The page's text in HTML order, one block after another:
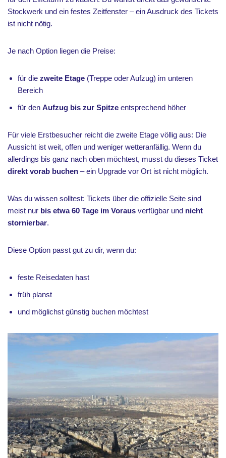
Stockwerk und ein festes Zeitfenster – ein Ausdruck des Tickets
ist nicht nötig.
Je nach Option liegen die Preise:
für die zweite Etage (Treppe oder Aufzug) im unteren
Bereich
für den Aufzug bis zur Spitze entsprechend höher
Für viele Erstbesucher reicht die zweite Etage völlig aus: Die
Aussicht ist weit, offen und weniger wetteranfällig. Wenn du
allerdings bis ganz nach oben möchtest, musst du dieses Ticket
direkt vorab buchen – ein Upgrade vor Ort ist nicht möglich.
Was du wissen solltest: Tickets über die offizielle Seite sind
meist nur bis etwa 60 Tage im Voraus verfügbar und nicht
stornierbar.
Diese Option passt gut zu dir, wenn du:
feste Reisedaten hast
früh planst
und möglichst günstig buchen möchtest